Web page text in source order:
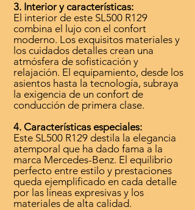
3. Interior y características:
El interior de este SL500 R129
combina el lujo con el confort
moderno. Los exquisitos materiales y
los cuidados detalles crean una
atmósfera de sofisticación y
relajación. El equipamiento, desde los
asientos hasta la tecnología, subraya
la exigencia de un confort de
conducción de primera clase.
4. Características especiales:
Este SL500 R129 destila la elegancia
atemporal que ha dado fama a la
marca Mercedes-Benz. El equilibrio
perfecto entre estilo y prestaciones
queda ejemplificado en cada detalle
por las líneas expresivas y los
materiales de alta calidad.